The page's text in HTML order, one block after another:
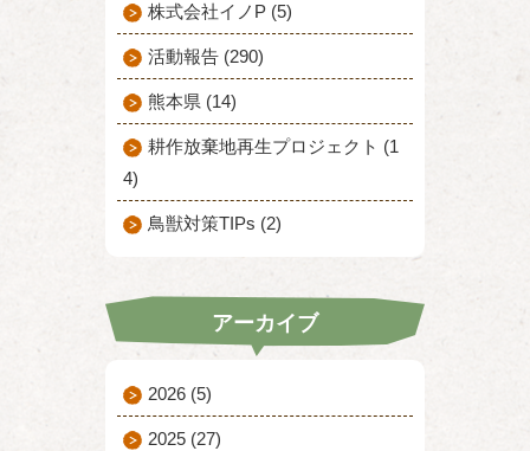
株式会社イノP (5)
活動報告 (290)
熊本県 (14)
耕作放棄地再生プロジェクト (1
4)
鳥獣対策TIPs (2)
アーカイブ
2026 (5)
2025 (27)